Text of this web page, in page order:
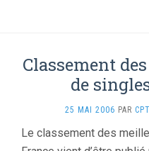
Classement
de
25 MAI 2006 PAR
Le classement des